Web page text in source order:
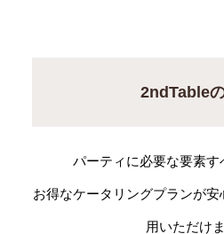
2ndTable
パーティに必要な要素す
お得なケータリングプランが安
用いただけま